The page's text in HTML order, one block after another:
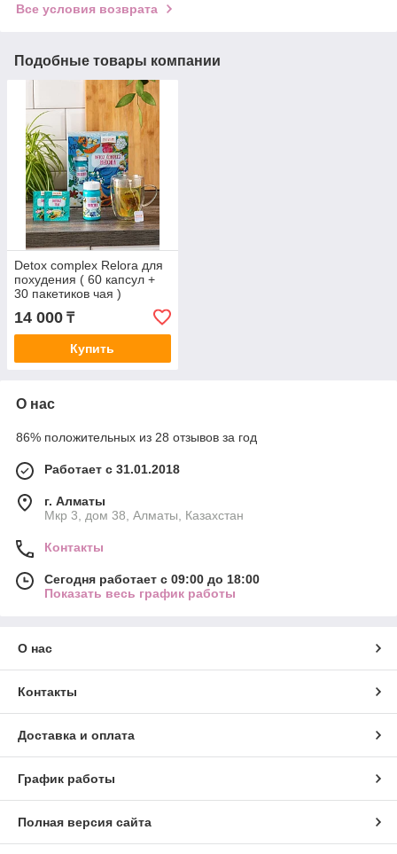
Все условия возврата
Подобные товары компании
Detox complex Relora для
похудения ( 60 капсул +
30 пакетиков чая )
14 000 ₸
Купить
О нас
86% положительных из 28 отзывов за год
Работает с 31.01.2018
г. Алматы
Мкр 3, дом 38, Алматы, Казахстан
Контакты
Сегодня работает с 09:00 до 18:00
Показать весь график работы
О нас
Контакты
Доставка и оплата
График работы
Полная версия сайта